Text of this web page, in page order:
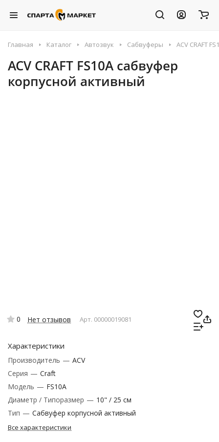
Главная Каталог Автозвук Сабвуферы ACV CRAFT
ACV CRAFT FS10A сабвуфер
корпусной активный
0 Нет отзывов Арт. 00000019081
Характеристики
Производитель — ACV
Серия — Craft
Модель — FS10A
Диаметр / Типоразмер — 10" / 25 см
Тип — Сабвуфер корпусной активный
Все характеристики